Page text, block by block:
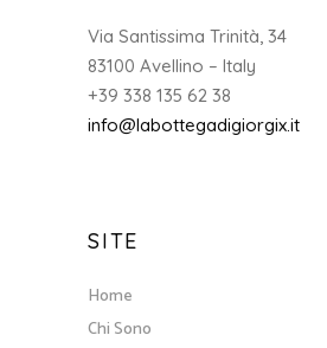
Via Santissima Trinità, 34
83100 Avellino – Italy
+39 338 135 62 38
info@labottegadigiorgix.it
SITE
Home
Chi Sono